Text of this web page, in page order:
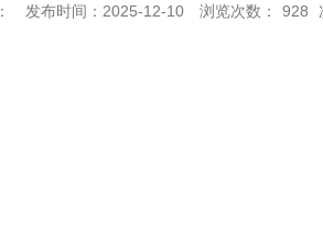
发布时间：2025-12-10 浏览次数： 928